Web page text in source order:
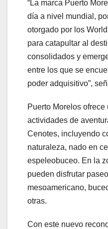
“La marca Puerto
día a nivel mundial,
otorgado por los
para catapultar al
consolidados y
entre los que se
poder adquisitivo”,
Puerto Morelos
actividades de
Cenotes, incluyendo
naturaleza, nado en
espeleobuceo. En la
pueden disfrutar
mesoamericano,
otras.
Con este nuevo